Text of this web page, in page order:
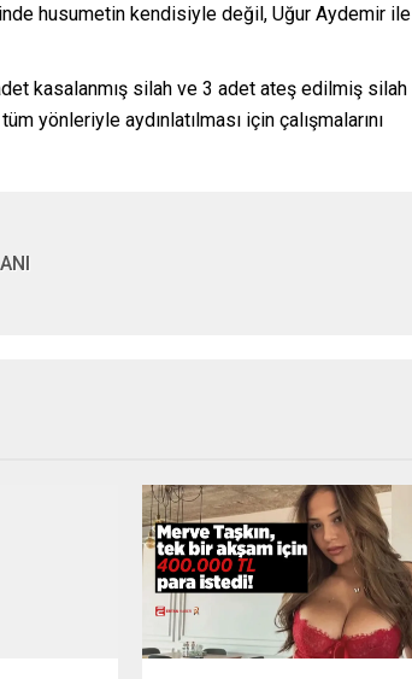
husumetin kendisiyle değil, Uğur Aydemir ile
kasalanmış silah ve 3 adet ateş edilmiş silah
yönleriyle aydınlatılması için çalışmalarını